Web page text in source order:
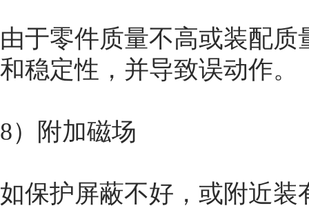
由于零件质量不高或装配
和稳定性，并导致误动作。
8）附加磁场
如保护屏蔽不好，或附近